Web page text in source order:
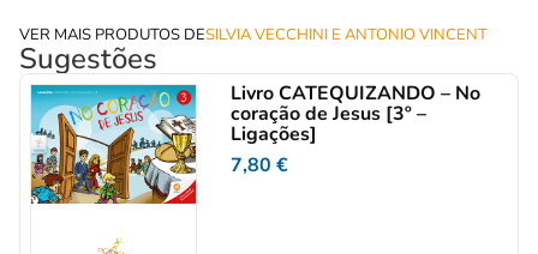
VER MAIS PRODUTOS DESILVIA VECCHINI E ANTONIO VINCENT
Sugestões
Livro CATEQUIZANDO – No
coração de Jesus [3º –
Ligações]
7,80€